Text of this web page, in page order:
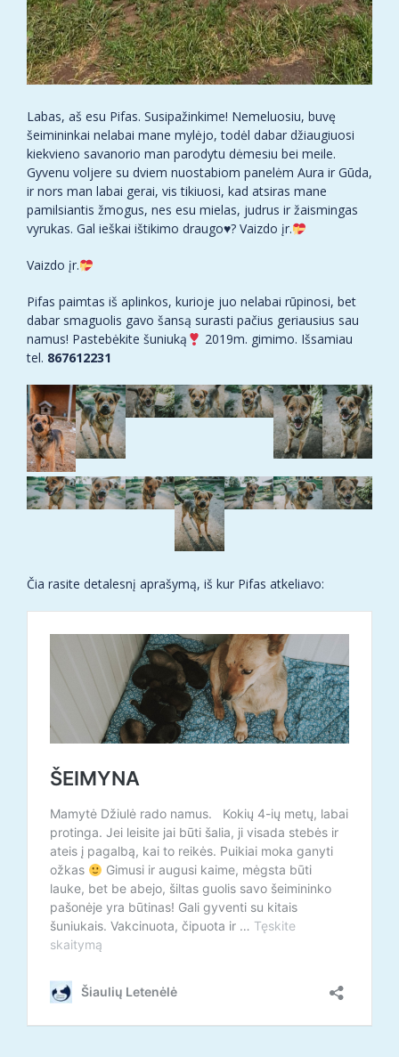
Labas, aš esu Pifas. Susipažinkime! Nemeluosiu, buvę
šeimininkai nelabai mane mylėjo, todėl dabar džiaugiuosi
kiekvieno savanorio man parodytu dėmesiu bei meile.
Gyvenu voljere su dviem nuostabiom panelėm Aura ir Gūda,
ir nors man labai gerai, vis tikiuosi, kad atsiras mane
pamilsiantis žmogus, nes esu mielas, judrus ir žaismingas
vyrukas. Gal ieškai ištikimo draugo♥️? Vaizdo įr.
Vaizdo įr.
Pifas paimtas iš aplinkos, kurioje juo nelabai rūpinosi, bet
dabar smaguolis gavo šansą surasti pačius geriausius sau
namus! Pastebėkite šuniuką
2019m. gimimo. Išsamiau
tel. 867612231
Čia rasite detalesnį aprašymą, iš kur Pifas atkeliavo: